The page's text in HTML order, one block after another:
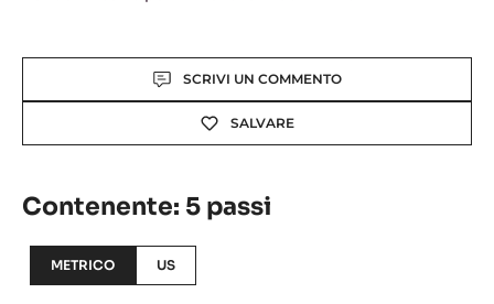
SCRIVI UN COMMENTO
SALVARE
Contenente: 5 passi
METRICO US